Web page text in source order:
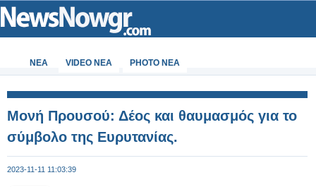
ΝΕΑ VIDEO NEA PHOTO NEA
Μονή Προυσού: Δέος και θαυμασμός για το
σύμβολο της Ευρυτανίας.
2023-11-11 11:03:39